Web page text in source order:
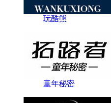
玩酷熊
童年秘密